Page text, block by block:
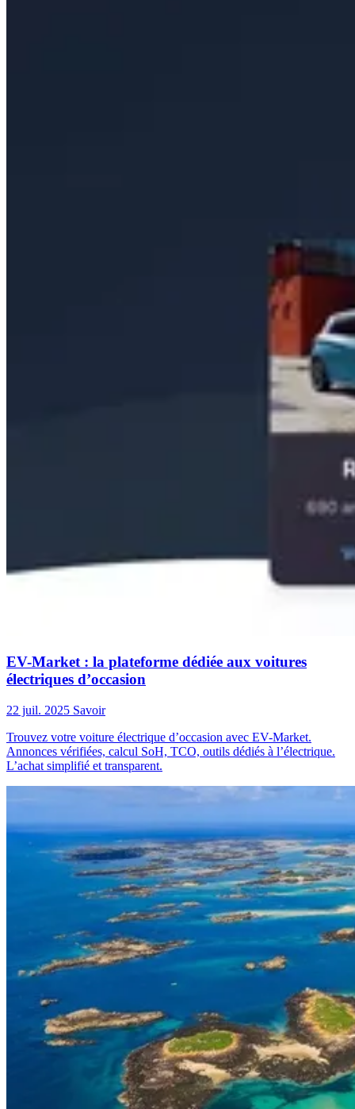
EV-Market : la plateforme dédiée aux voitures
électriques d’occasion
22 juil. 2025 Savoir
Trouvez votre voiture électrique d’occasion avec EV-Market.
Annonces vérifiées, calcul SoH, TCO, outils dédiés à l’électrique.
L’achat simplifié et transparent.